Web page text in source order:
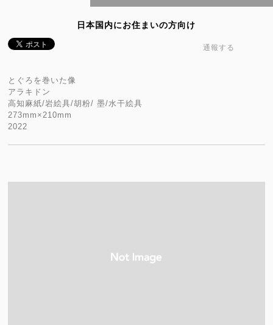
日本国内にお住まいの方向け
通報する
とぐろを巻いた像
アラキドン
高知麻紙/岩絵具/胡粉/ 墨/水干絵具
273mm×210mm
2022